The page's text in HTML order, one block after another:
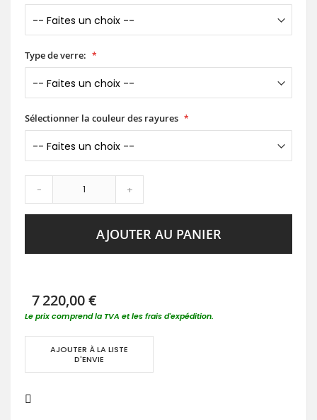
Type de verre:
Sélectionner la couleur des rayures
- +
AJOUTER AU PANIER
7 220,00 €
Le prix comprend la TVA et les frais d'expédition.
AJOUTER À LA LISTE
D'ENVIE